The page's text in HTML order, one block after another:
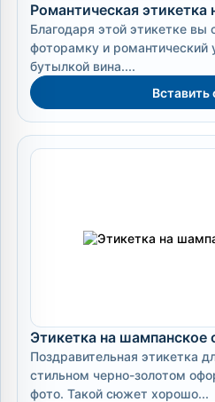
Романтическая этикетка
Благодаря этой этикетке
фоторамку и романтический
бутылкой вина....
Вставить
Этикетка на шампанское
Поздравительная этикетка
стильном черно-золотом
фото. Такой сюжет хорошо...